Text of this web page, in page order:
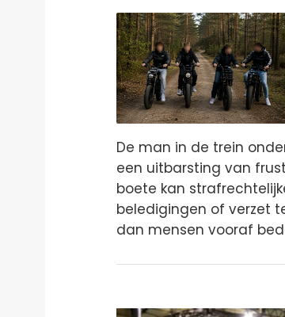
De man in de trein
een uitbarsting van
boete kan
beledigingen of verzet
dan mensen vooraf